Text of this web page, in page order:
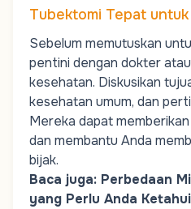
Tubektomi Tepat untuk
Sebelum memutuskan
pentini dengan dokter
kesehatan. Diskusikan
kesehatan umum, dan
Mereka dapat
dan membantu Anda
bijak.
Baca juga: Perbedaan
yang Perlu Anda